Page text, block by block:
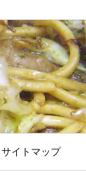
サイトマップ